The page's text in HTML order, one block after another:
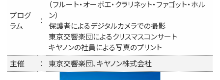
プログ
ラム
：
（フルート・オーボエ・クラリネット・ファゴット・ホル
ン）
保護者によるデジタルカメラでの撮影
東京交響楽団によるクリスマスコンサート
キヤノンの社員による写真のプリント
主催
： 東京交響楽団、キヤノン株式会社